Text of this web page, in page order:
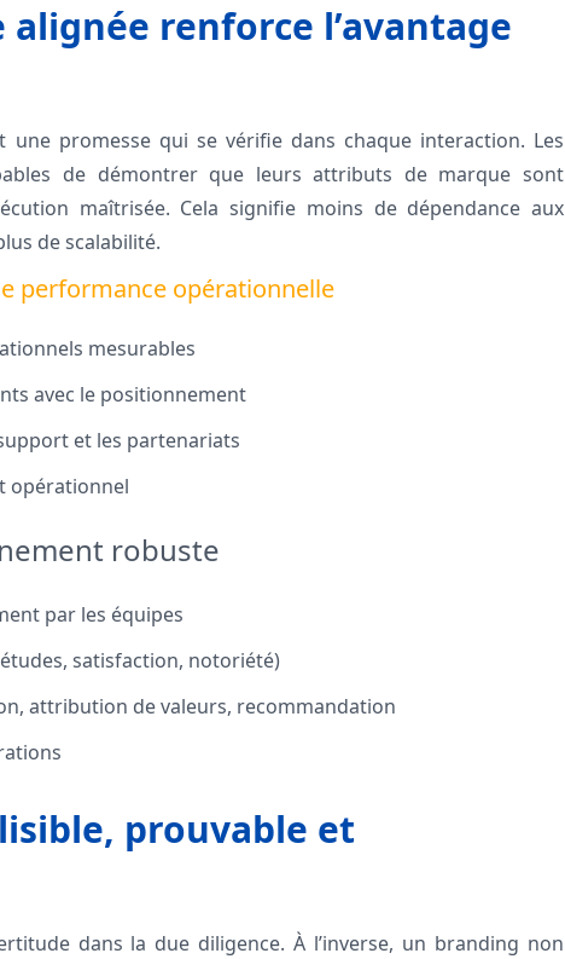
renforce l’avantage
une promesse qui se vérifie dans chaque interaction. Les
de démontrer que leurs attributs de marque sont
maîtrisée. Cela signifie moins de dépendance aux
de scalabilité.
performance opérationnelle
mesurables
avec le positionnement
et les partenariats
opérationnel
robuste
par les équipes
satisfaction, notoriété)
attribution de valeurs, recommandation
prouvable et
dans la due diligence. À l’inverse, un branding non